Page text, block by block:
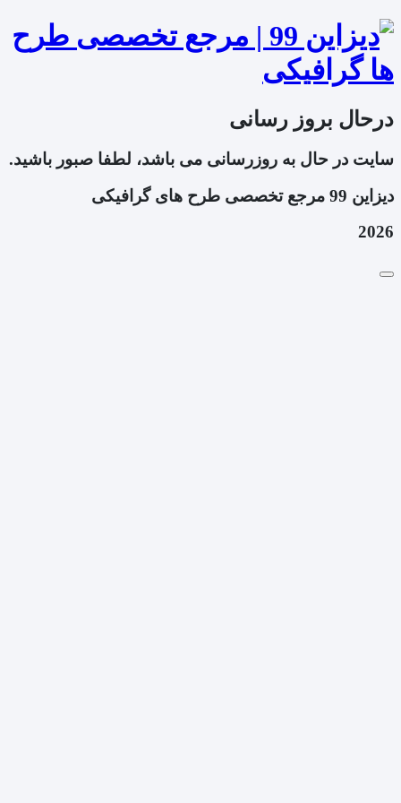
درحال بروز رسانی
سایت در حال به روزرسانی می باشد، لطفا صبور باشید.
دیزاین 99 مرجع تخصصی طرح های گرافیکی
2026